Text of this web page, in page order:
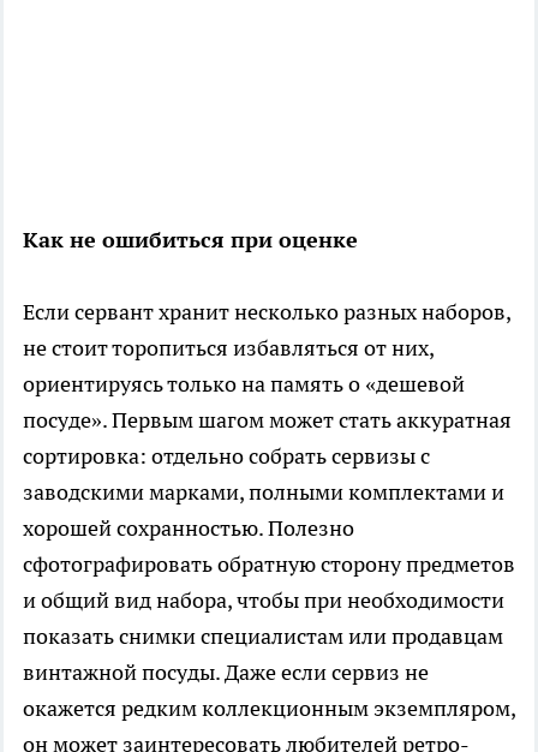
Как не ошибиться при оценке
Если сервант хранит несколько разных наборов,
не стоит торопиться избавляться от них,
ориентируясь только на память о «дешевой
посуде». Первым шагом может стать аккуратная
сортировка: отдельно собрать сервизы с
заводскими марками, полными комплектами и
хорошей сохранностью. Полезно
сфотографировать обратную сторону предметов
и общий вид набора, чтобы при необходимости
показать снимки специалистам или продавцам
винтажной посуды. Даже если сервиз не
окажется редким коллекционным экземпляром,
он может заинтересовать любителей ретро-